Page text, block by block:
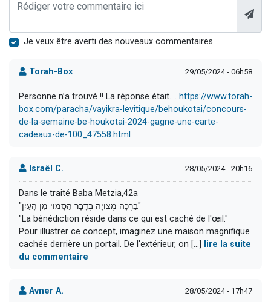
Je veux être averti des nouveaux commentaires
Torah-Box 29/05/2024 - 06h58
Personne n’a trouvé !! La réponse était…. https://www.torah-
box.com/paracha/vayikra-levitique/behoukotai/concours-
de-la-semaine-be-houkotai-2024-gagne-une-carte-
cadeaux-de-100_47558.html
Israël C. 28/05/2024 - 20h16
Dans le traité Baba Metzia,42a
"בַּרְכָּה מְצוּיָה בְּדָבָר הַסָּמוּי מִן הָעַיִן"
"La bénédiction réside dans ce qui est caché de l'œil."
Pour illustrer ce concept, imaginez une maison magnifique
cachée derrière un portail. De l'extérieur, on [...]
lire la suite
du commentaire
Avner A. 28/05/2024 - 17h47